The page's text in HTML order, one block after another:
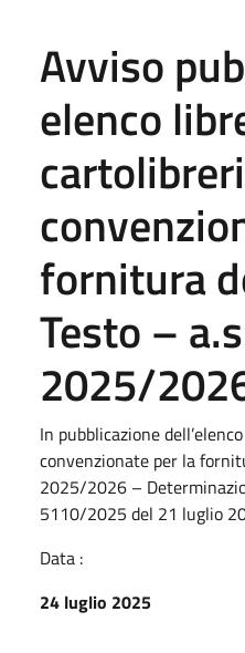
Avviso
elenco
fornitura
Testo –
2025/
In pubblicazione
convenzionate per la
2025/2026 –
5110/2025 del 21 luglio
Data :
24 luglio 2025